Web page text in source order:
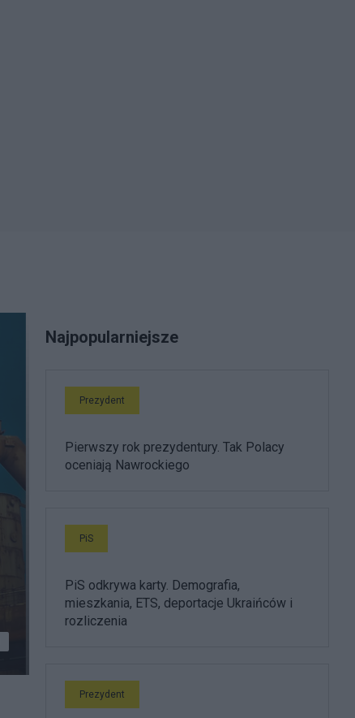
Najpopularniejsze
Prezydent
Pierwszy rok prezydentury. Tak Polacy
oceniają Nawrockiego
PiS
PiS odkrywa karty. Demografia,
mieszkania, ETS, deportacje Ukraińców i
rozliczenia
Prezydent